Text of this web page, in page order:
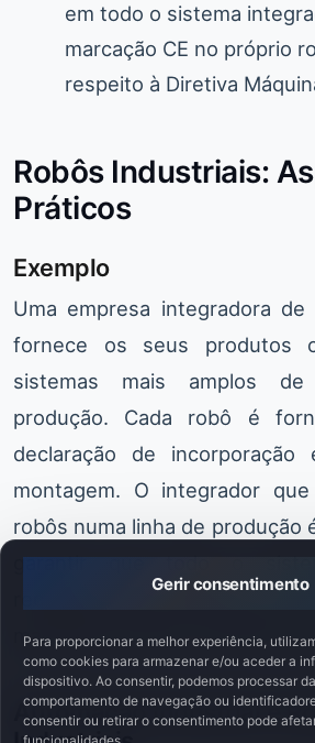
Gerir consentimento
Para proporcionar a melhor experiência,
como cookies para armazenar e/ou aceder a
dispositivo. Ao consentir, podemos processar
comportamento de navegação ou
consentir ou retirar o consentimento pode
em todo o sistema
marcação CE no próprio
respeito à Diretiva
Robôs Industriais:
Práticos
Exemplo
Uma empresa integradora
fornece os seus produtos
sistemas mais amplos de
produção. Cada robô é
declaração de
montagem. O integrador
robôs numa linha de produção
garantir que todo o
requisitos das diretivas da
marcação CE para o sistema
Automação Industrial e